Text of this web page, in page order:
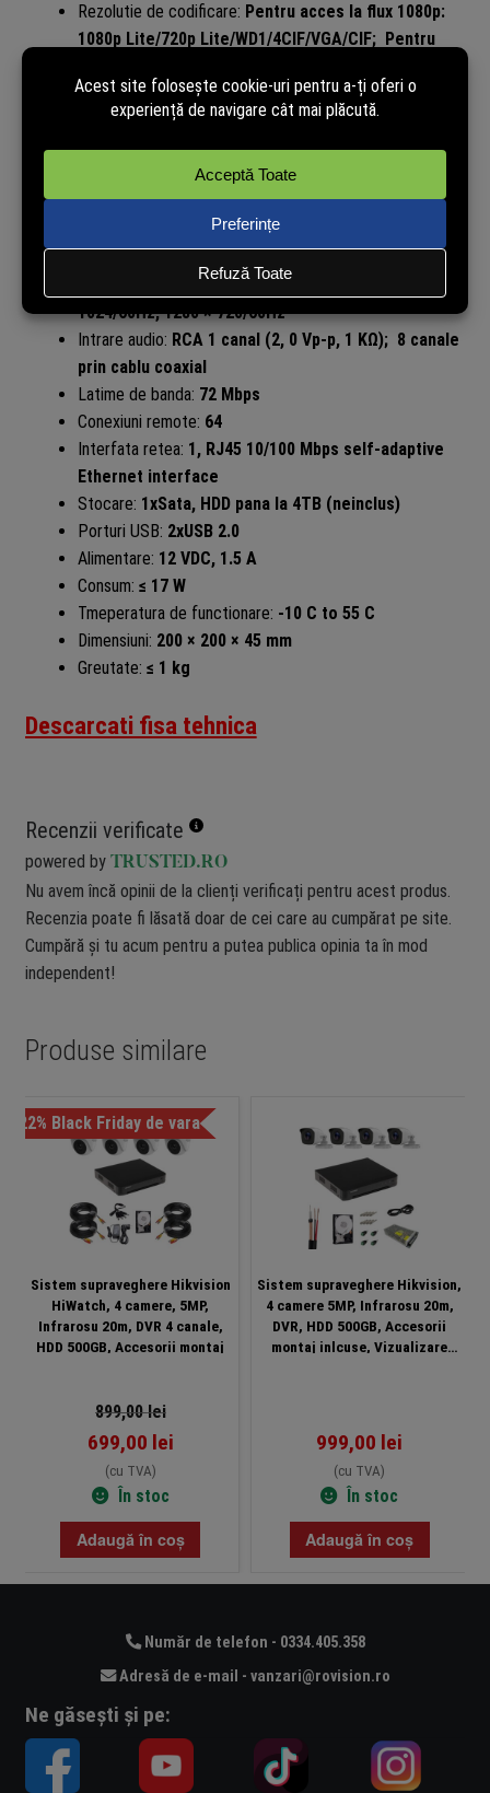
Rezolutie de codificare: Pentru acces la flux 1080p:
1080p Lite/720p Lite/WD1/4CIF/VGA/CIF; Pentru
acces la fluxul SD: WD1/4CIF/VGA/CIF
Intrari video analog:8 canale
Intrare HDTVI:1080p25, 1080p30, 720p25, 720p30
1080p25, 1080p30, 720p25, 720p30
Intrare HDCVI:1080p25, 1080p30, 720p25, 720p30
1-ch, 1920 × 1080/60Hz, 1280 ×
1-ch, 1920 × 1080/60Hz, 1280 ×
1024/60Hz, 1280 × 720/60Hz
Intrare audio: RCA 1 canal (2, 0 Vp-p, 1 KΩ); 8 canale
prin cablu coaxial
Latime de banda: 72 Mbps
Conexiuni remote: 64
Interfata retea: 1, RJ45 10/100 Mbps self-adaptive
Ethernet interface
Stocare: 1xSata, HDD pana la 4TB (neinclus)
Porturi USB: 2xUSB 2.0
Alimentare: 12 VDC, 1.5 A
Consum: ≤ 17 W
Tmeperatura de functionare: -10 C to 55 C
Dimensiuni: 200 × 200 × 45 mm
Greutate: ≤ 1 kg
Descarcati fisa tehnica
Recenzii verificate
powered by TRUSTED.RO
Nu avem încă opinii de la clienți verificați pentru acest produs.
Recenzia poate fi lăsată doar de cei care au cumpărat pe site.
Cumpără și tu acum pentru a putea publica opinia ta în mod
independent!
Produse similare
-22% Black Friday de vara
Sistem supraveghere Hikvision
HiWatch, 4 camere, 5MP,
Infrarosu 20m, DVR 4 canale,
HDD 500GB, Accesorii montaj
899,00lei
699,00 lei
(cu TVA)
În stoc
Adaugă în coș
Sistem supraveghere Hikvision,
4 camere 5MP, Infrarosu 20m,
DVR, HDD 500GB, Accesorii
montaj inlcuse, Vizualizare
999,00 lei
(cu TVA)
În stoc
Adaugă în coș
Număr de telefon - 0334.405.358
Adresă de e-mail - vanzari@rovision.ro
Ne găsești și pe: